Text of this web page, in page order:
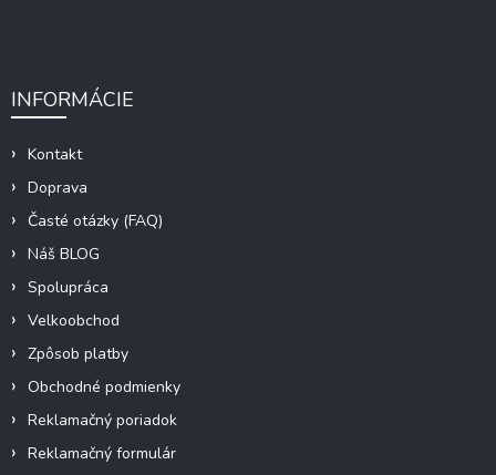
INFORMÁCIE
Kontakt
Doprava
Časté otázky (FAQ)
Náš BLOG
Spolupráca
Velkoobchod
Zpôsob platby
Obchodné podmienky
Reklamačný poriadok
Reklamačný formulár